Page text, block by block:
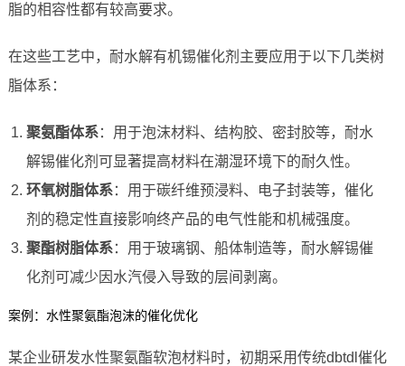
脂的相容性都有较高要求。
在这些工艺中，耐水解有机锡催化剂主要应用于以下几类树
脂体系：
聚氨酯体系：用于泡沫材料、结构胶、密封胶等，耐水
解锡催化剂可显著提高材料在潮湿环境下的耐久性。
环氧树脂体系：用于碳纤维预浸料、电子封装等，催化
剂的稳定性直接影响终产品的电气性能和机械强度。
聚酯树脂体系：用于玻璃钢、船体制造等，耐水解锡催
化剂可减少因水汽侵入导致的层间剥离。
案例：水性聚氨酯泡沫的催化优化
某企业研发水性聚氨酯软泡材料时，初期采用传统dbtdl催化